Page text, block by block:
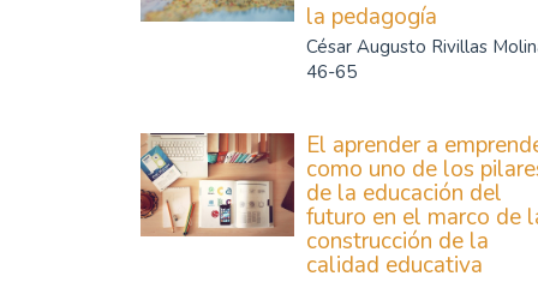
la pedagogía
César Augusto Rivillas
46-65
El aprender a
como uno de los
de la educación del
futuro en el marco de
construcción de la
calidad educativa